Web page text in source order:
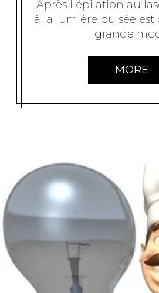
Après l épilation au
à la lumière pulsée
grande
MORE